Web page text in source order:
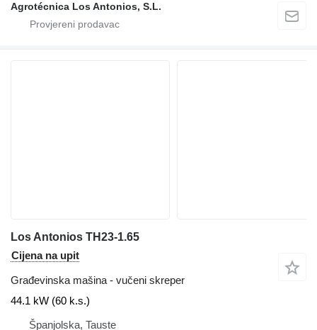
Agrotécnica Los Antonios, S.L.
Los Antonios TH23-1.65
Cijena na upit
Građevinska mašina - vučeni skreper
44.1 kW (60 k.s.)
Španjolska, Tauste